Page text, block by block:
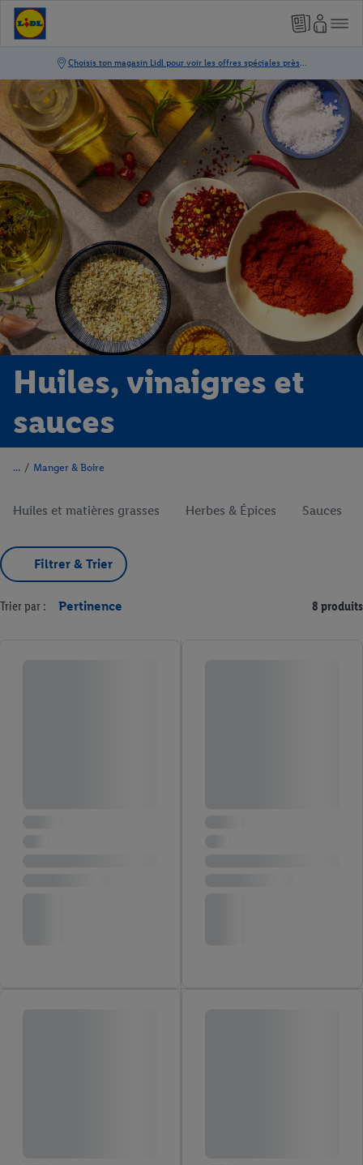
Huiles, vinaigres et
sauces
/ Manger & Boire
Huiles et matières grasses Herbes & Épices Sauces
Filtrer & Trier
Trier par : Pertinence 8 produits